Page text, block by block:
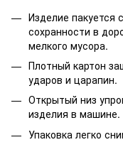
Изделие пакуется
сохранности в
мелкого мусора.
Плотный картон
ударов и царапин.
Открытый низ
изделия в машине.
Упаковка легко